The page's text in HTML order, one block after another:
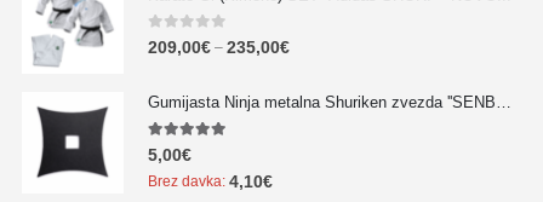
0out of 5
209,00€ – 235,00€
5.00out of 5
5,00€
Brez davka: 4,10€